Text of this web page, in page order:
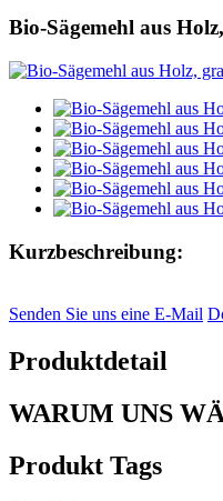
Bio-Sägemehl aus
Kurzbeschreibung:
Senden Sie uns eine E-Mail
Produktdetail
WARUM UNS
Produkt Tags